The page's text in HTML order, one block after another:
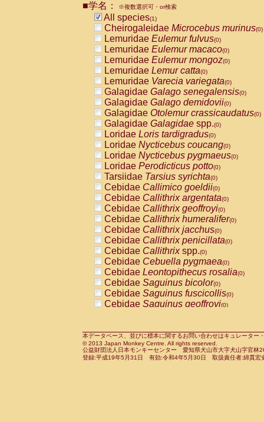
CebidaeCebus nigrivittatus
CebidaeCebus
CebidaeSaimiri boliviensis(0)
CebidaeSaimiri sciureus(0)
AtelidaeAlouatta caraya(0)
AtelidaeAlouatta fusca(0)
AtelidaeAlouatta seniculus
AtelidaeAlouattaspp.(0)
AtelidaeAteles belzebuth(0)
AtelidaeAteles geoffroyi(0)
AtelidaeAteles paniscus(0)
AtelidaeAtelesspp.(0)
Atelidae Lagothrix lagothricha
AtelidaeLagothrix lagothricha cana
PitheciidaeCacajao calvus
PitheciidaeCallicebus cupreus
PitheciidaeCallicebus donacophilus
PitheciidaeCallicebus moloch
PitheciidaeCallicebus torquatus
PitheciidaeCallicebusspp.(0)
PitheciidaeChiropotes satanas(0)
PitheciidaePithecia monachus
PitheciidaePithecia pithecia(0)
CercopithecidaeCercocebus agilis
CercopithecidaeCercocebus
CercopithecidaeCercocebus
CercopithecidaeCercocebus
CercopithecidaeCercocebus
CercopithecidaeCercocebushybrid
CercopithecidaePapio anubis(0)
CercopithecidaePapio cynocephalus
CercopithecidaePapio hamadryas(0)
■学名： ※複数選択可・or検索
All species(1)
Cheirogaleidae Microcebus murinus(0)
Lemuridae Eulemur fulvus(0)
Lemuridae Eulemur macaco(0)
Lemuridae Eulemur mongoz(0)
Lemuridae Lemur catta(0)
Lemuridae Varecia variegata(0)
Galagidae Galago senegalensis(0)
Galagidae Galago demidovii(0)
Galagidae Otolemur crassicaudatus(0)
Galagidae Galagidae spp.(0)
Loridae Loris tardigradus(0)
Loridae Nycticebus coucang(0)
Loridae Nycticebus pygmaeus(0)
Loridae Perodicticus potto(0)
Tarsiidae Tarsius syrichta(0)
Cebidae Callimico goeldii(0)
Cebidae Callithrix argentata(0)
Cebidae Callithrix geoffroyi(0)
Cebidae Callithrix humeralifer(0)
Cebidae Callithrix jacchus(0)
Cebidae Callithrix penicillata(0)
Cebidae Callithrixspp.(0)
Cebidae Cebuella pygmaea(0)
Cebidae Leontopithecus rosalia(0)
Cebidae Saguinus bicolor(0)
Cebidae Saguinus fuscicollis(0)
Cebidae Saguinus geoffroyi(0)
CebidaeSaguinus leucopus(0)
CebidaeSaguinus midas(0)
Cebidae Saguinus mystax(0)
本データベース、並びに標本に関するお問い合わせはキュレータ
© 2013 Japan Monkey Centre. All rights reserved.
公益財団法人日本モンキーセンター 愛知県犬山市大字犬山字官
登録:平成19年5月31日 有効:令和4年5月30日 取扱責任者:綿貫宏